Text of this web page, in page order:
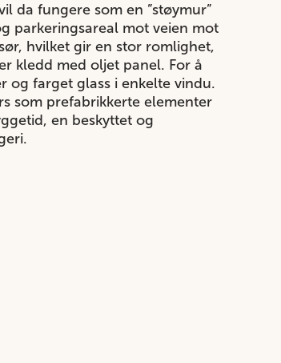
da fungere som en ”støymur”
parkeringsareal mot veien mot
hvilket gir en stor romlighet,
kledd med oljet panel. For å
farget glass i enkelte vindu.
som prefabrikkerte elementer
en beskyttet og